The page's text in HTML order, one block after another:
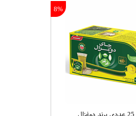
8%